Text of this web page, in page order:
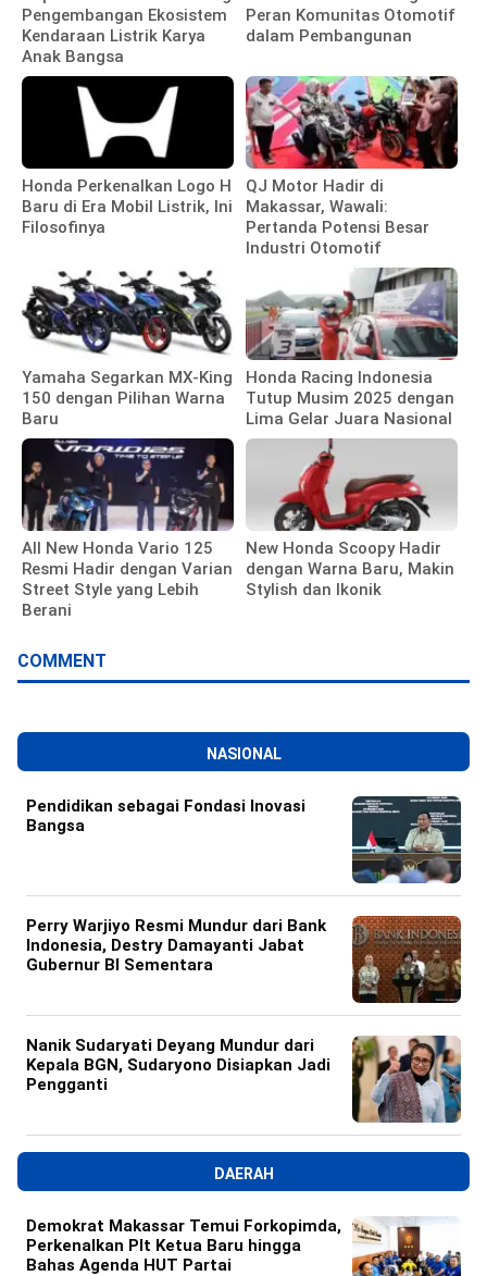
Pengembangan Ekosistem
Kendaraan Listrik Karya
Anak Bangsa
Peran Komunitas Otomotif
dalam Pembangunan
Honda Perkenalkan Logo H
Baru di Era Mobil Listrik, Ini
Filosofinya
QJ Motor Hadir di
Makassar, Wawali:
Pertanda Potensi Besar
Industri Otomotif
Yamaha Segarkan MX-King
150 dengan Pilihan Warna
Baru
Honda Racing Indonesia
Tutup Musim 2025 dengan
Lima Gelar Juara Nasional
All New Honda Vario 125
Resmi Hadir dengan Varian
Street Style yang Lebih
Berani
New Honda Scoopy Hadir
dengan Warna Baru, Makin
Stylish dan Ikonik
COMMENT
NASIONAL
Pendidikan sebagai Fondasi Inovasi
Bangsa
Perry Warjiyo Resmi Mundur dari Bank
Indonesia, Destry Damayanti Jabat
Gubernur BI Sementara
Nanik Sudaryati Deyang Mundur dari
Kepala BGN, Sudaryono Disiapkan Jadi
Pengganti
DAERAH
Demokrat Makassar Temui Forkopimda,
Perkenalkan Plt Ketua Baru hingga
Bahas Agenda HUT Partai